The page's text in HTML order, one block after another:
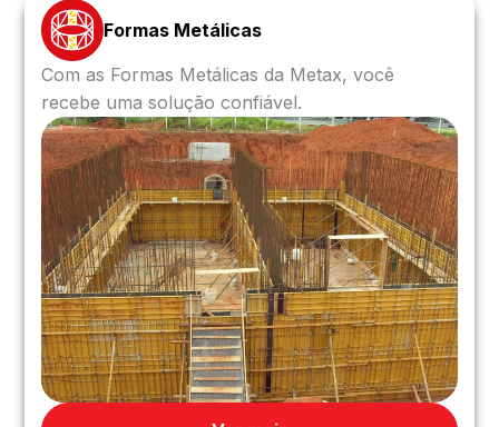
Formas Metálicas
Com as Formas Metálicas da Metax, você
recebe uma solução confiável.